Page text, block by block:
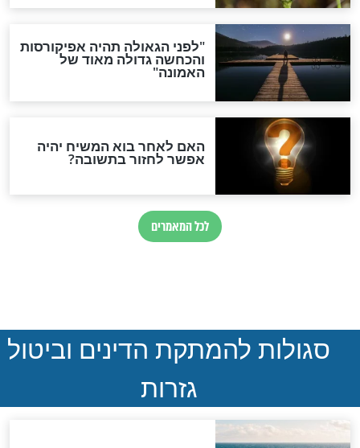
הותר לפרסום: לוחמי מילואים
ואיראן: בלי שקיפות ועם הרבה
סימני שאלה
הנדיר של הרשב"ם התגלה
"מודה לקב"ה על כל השנים"